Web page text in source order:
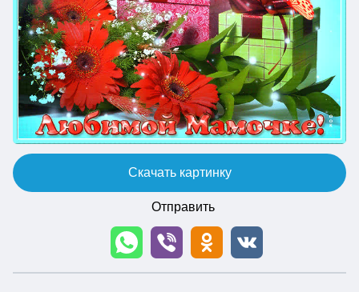
Скачать картинку
Отправить